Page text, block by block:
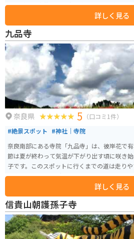
園地があり家族連れの方も楽しむことができ
か所あります。夕方は混んでおり、駐車場は
～10月は24時まで、11から2月は23時までの
詳しく見る
九品寺
奈良県 5 （口コミ1件）
#絶景スポット #神社｜寺院
奈良南部にある寺院「九品寺」は、彼岸花で
節は夏が終わって気温が下がり出す頃に咲き
子です。このスポットに行くまでの道は走り
を楽しむツーリングには最適です。
詳しく見る
信貴山朝護孫子寺